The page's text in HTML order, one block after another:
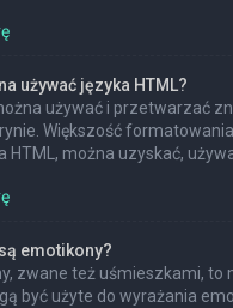
używać języka HTML?
używać i przetwarzać
Większość
HTML, można uzyskać,
emotikony?
zwane też uśmieszkami, to
być użyte do wyrażania